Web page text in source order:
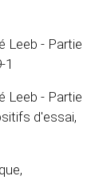
Leeb - Partie
1
Leeb - Partie
d'essai,